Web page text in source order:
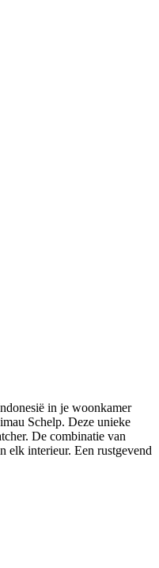
in je woonkamer
Schelp. Deze unieke
De combinatie van
elk interieur. Een rustgevend